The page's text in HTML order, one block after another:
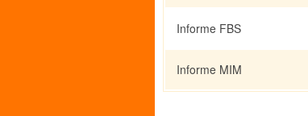
Informe FBS
Informe MIM